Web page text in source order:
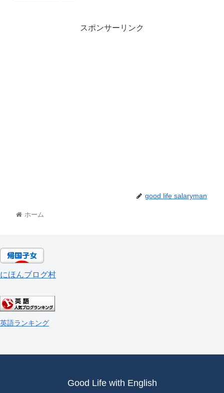
スポンサーリンク
good life salaryman
ホーム
にほんブログ村
英語ランキング
Good Life with English